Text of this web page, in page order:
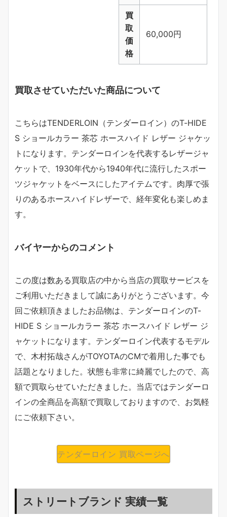
買
取
価
格
60,000円
買取させていただいた商品について
こちらはTENDERLOIN（テンダーロイン）のT-HIDE
S ショールカラー 茶芯 ホースハイド レザー ジャケッ
トになります。テンダーロインを代表するレザージャ
ケットで、1930年代から1940年代に流行したスポー
ツジャケットをベースにしたアイテムです。肉厚で張
りのあるホースハイドレザーで、経年変化も楽しめま
す。
バイヤーからのコメント
この度は数ある買取店の中から当店の買取サービスを
ご利用いただきまして誠にありがとうございます。今
回ご依頼頂きましたお品物は、テンダーロインのT-
HIDE S ショールカラー 茶芯 ホースハイド レザー ジ
ャケットになります。テンダーロイン代表するモデル
で、木村拓哉さんがTOYOTAのCMで着用した事でも
話題となりました。状態も非常に綺麗でしたので、高
額で買取らせていただきました。当店ではテンダーロ
インの全商品を高額で買取しておりますので、お気軽
にご依頼下さい。
テンダーロイン 買取ページへ
ストリートブランド 実績一覧